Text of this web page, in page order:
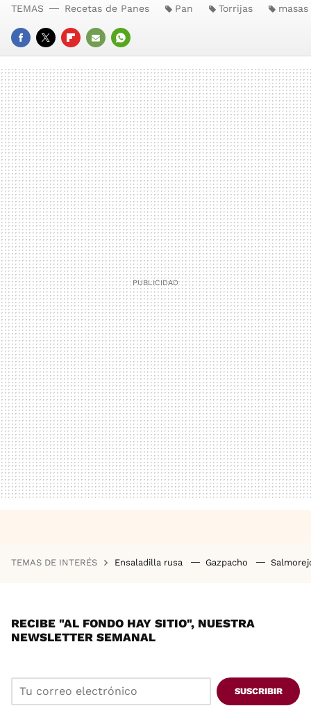
FACEBOOK
TWITTERFLIPBOARD
E-
MAIL
WHATSAPP
TEMAS Recetas de Panes Pan Torrijas masas
TEMAS DE INTERÉS Ensaladilla rusa Gazpacho
RECIBE "AL FONDO HAY SITIO", NUESTRA
NEWSLETTER SEMANAL
SUSCRIBIR